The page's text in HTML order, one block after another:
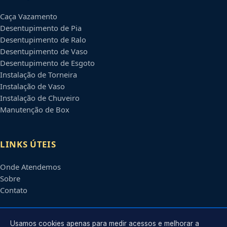
Caça Vazamento
Desentupimento de Pia
Desentupimento de Ralo
Desentupimento de Vaso
Desentupimento de Esgoto
Instalação de Torneira
Instalação de Vaso
Instalação de Chuveiro
Manutenção de Box
LINKS ÚTEIS
Onde Atendemos
Sobre
Contato
CONTATO
Usamos cookies apenas para medir acessos e melhorar a